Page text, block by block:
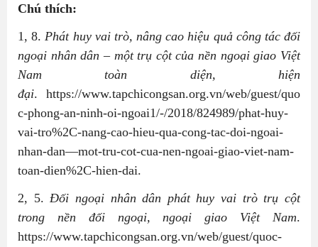
Chú thích:
1, 8. Phát huy vai trò, nâng cao hiệu quả công tác đối
ngoại nhân dân – một trụ cột của nền ngoại giao Việt
Nam toàn diện, hiện
đại. https://www.tapchicongsan.org.vn/web/guest/quo
c-phong-an-ninh-oi-ngoai1/-/2018/824989/phat-huy-
vai-tro%2C-nang-cao-hieu-qua-cong-tac-doi-ngoai-
nhan-dan—mot-tru-cot-cua-nen-ngoai-giao-viet-nam-
toan-dien%2C-hien-dai.
2, 5. Đối ngoại nhân dân phát huy vai trò trụ cột
trong nền đối ngoại, ngoại giao Việt Nam.
https://www.tapchicongsan.org.vn/web/guest/quoc-